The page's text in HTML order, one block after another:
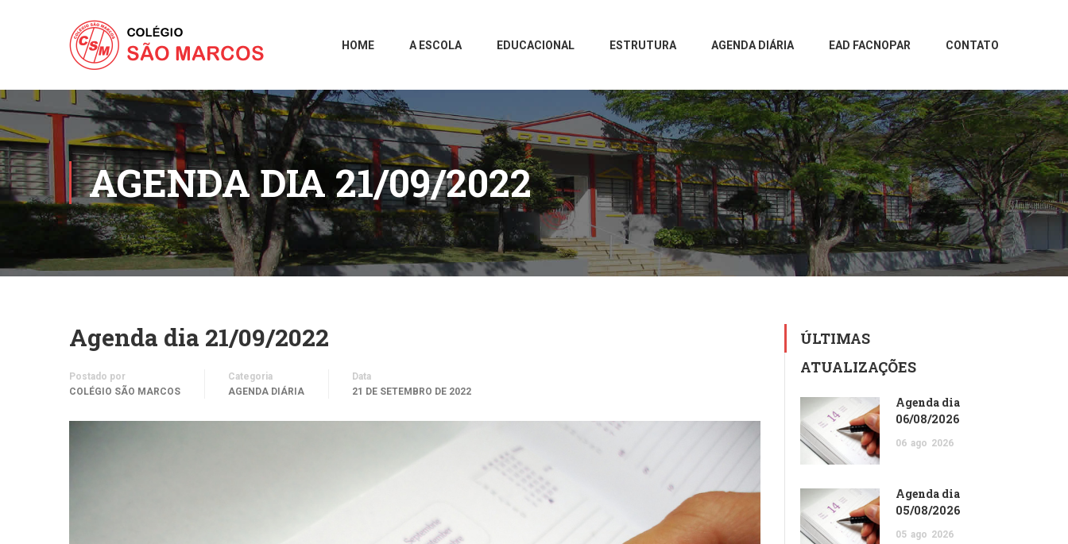
HOME A ESCOLA EDUCACIONAL ESTRUTURA AGENDA DIÁRIA EAD FACNOPAR CONTATO
AGENDA DIA 21/09/2022
Agenda dia 21/09/2022
Postado por
COLÉGIO SÃO MARCOS
Categoria
AGENDA DIÁRIA
Data
21 DE SETEMBRO DE 2022
ÚLTIMAS
ATUALIZAÇÕES
Agenda dia
06/08/2026
06 ago 2026
Agenda dia
05/08/2026
05 ago 2026